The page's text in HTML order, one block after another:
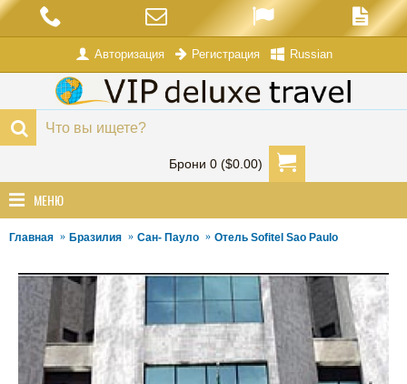
Авторизация Регистрация Russian
Брони 0 ($0.00)
МЕНЮ
Главная Бразилия Сан- Пауло Отель Sofitel Sao Paulo